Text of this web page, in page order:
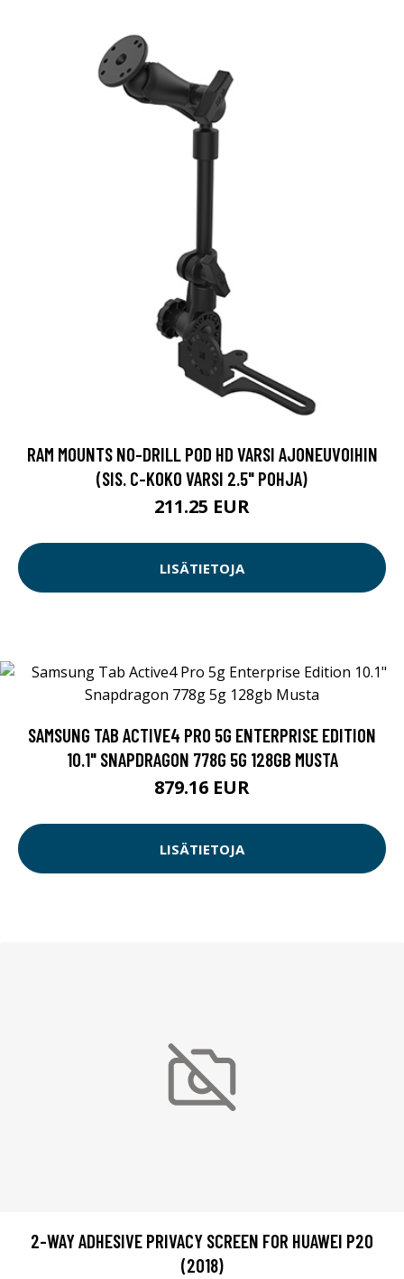
RAM MOUNTS NO-DRILL POD HD VARSI AJONEUVOIHIN
(SIS. C-KOKO VARSI 2.5" POHJA)
211.25 EUR
LISÄTIETOJA
SAMSUNG TAB ACTIVE4 PRO 5G ENTERPRISE EDITION
10.1" SNAPDRAGON 778G 5G 128GB MUSTA
879.16 EUR
LISÄTIETOJA
2-WAY ADHESIVE PRIVACY SCREEN FOR HUAWEI P20
(2018)